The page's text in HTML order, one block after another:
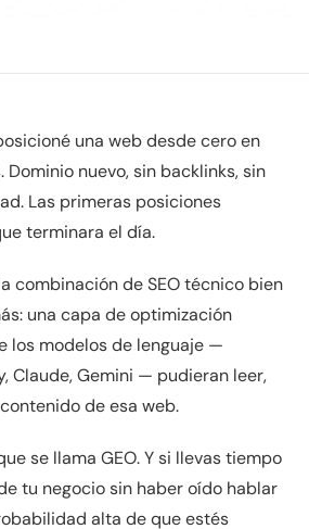
una web desde cero en
Dominio nuevo, sin backlinks, sin
Las primeras posiciones
terminara el día.
combinación de SEO técnico bien
una capa de optimización
los modelos de lenguaje —
Claude, Gemini — pudieran leer,
de esa web.
se llama GEO. Y si llevas tiempo
tu negocio sin haber oído hablar
alta de que estés